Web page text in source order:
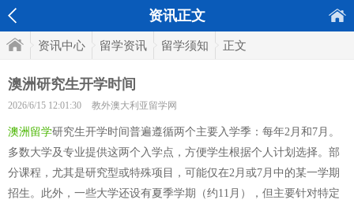
资讯正文
资讯中心 留学资讯 留学须知 正文
澳洲研究生开学时间
2026/6/15 12:01:30 教外澳大利亚留学网
澳洲留学研究生开学时间普遍遵循两个主要入学季：每年2月和7月。
多数大学及专业提供这两个入学点，方便学生根据个人计划选择。部
分课程，尤其是研究型或特殊项目，可能仅在2月或7月中的某一学期
招生。此外，一些大学还设有夏季学期（约11月），但主要针对特定